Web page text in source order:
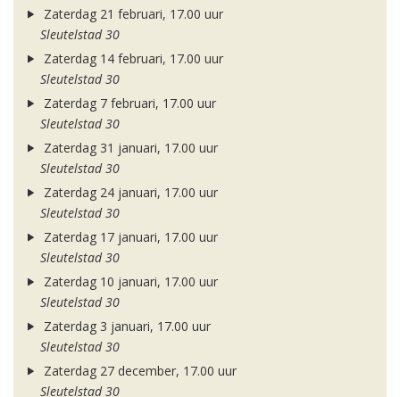
Zaterdag 21 februari, 17.00 uur
Sleutelstad 30
Zaterdag 14 februari, 17.00 uur
Sleutelstad 30
Zaterdag 7 februari, 17.00 uur
Sleutelstad 30
Zaterdag 31 januari, 17.00 uur
Sleutelstad 30
Zaterdag 24 januari, 17.00 uur
Sleutelstad 30
Zaterdag 17 januari, 17.00 uur
Sleutelstad 30
Zaterdag 10 januari, 17.00 uur
Sleutelstad 30
Zaterdag 3 januari, 17.00 uur
Sleutelstad 30
Zaterdag 27 december, 17.00 uur
Sleutelstad 30